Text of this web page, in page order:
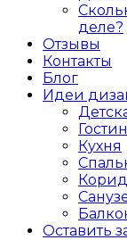
деле?
Отзывы
Контакты
Блог
Идеи
Кухня
Оставить